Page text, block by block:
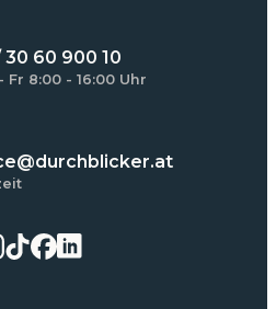
30 60 900 10
Fr 8:00 - 16:00 Uhr